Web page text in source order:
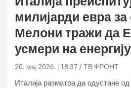
милијарди евра
Мелони тражи да
усмери на енергију
20. мај 2026. | 18:37 ТВ ФРОНТ
Италија разматра да одустане